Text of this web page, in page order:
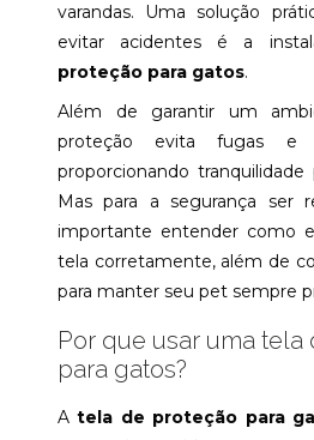
varandas. Uma solução
evitar acidentes é a
proteção para gatos.
Além de garantir um
proteção evita fugas e
proporcionando
Mas para a segurança ser
importante entender como
tela corretamente, além de
para manter seu pet sempre
Por que usar uma tela
para gatos?
Atela de proteção para